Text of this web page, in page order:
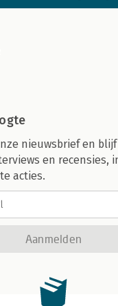
nieuwsbrief en
en recensies,
acties.
Aanmelden